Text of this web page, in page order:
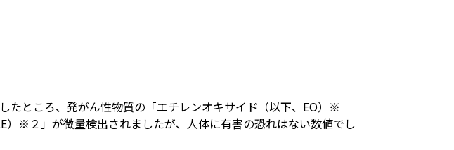
たところ、発がん性物質の「エチレンオキサイド（以下、EO）※
※２」が微量検出されましたが、人体に有害の恐れはない数値でし